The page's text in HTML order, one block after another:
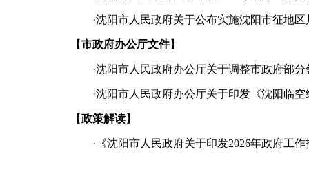
·沈阳市人民政府关于公布实施沈阳市征地
【市政府办公厅文件】
·沈阳市人民政府办公厅关于调整市政府部
·沈阳市人民政府办公厅关于印发《沈阳临
【政策解读】
· 《沈阳市人民政府关于印发2026年政府工